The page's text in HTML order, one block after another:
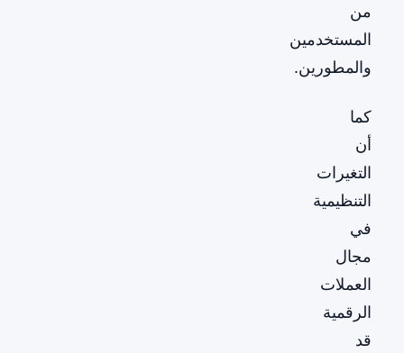
من
المستخدمين
والمطورين.
كما
أن
التغيرات
التنظيمية
في
مجال
العملات
الرقمية
قد